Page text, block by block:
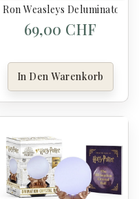
Potter
Ron Weasleys Deluminator
69,00 CHF
In Den Warenkorb